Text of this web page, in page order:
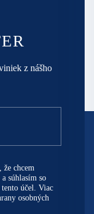
z nášho
že chcem
súhlasím so
účel. Viac
osobných